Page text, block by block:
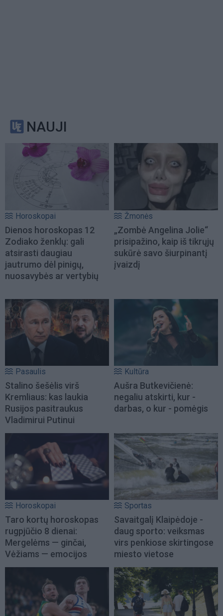
NAUJI
Horoskopai
Dienos horoskopas 12
Zodiako ženklų: gali
atsirasti daugiau
jautrumo dėl pinigų,
nuosavybės ar vertybių
Žmonės
„Zombė Angelina Jolie“
prisipažino, kaip iš tikrųjų
sukūrė savo šiurpinantį
įvaizdį
Pasaulis
Stalino šešėlis virš
Kremliaus: kas laukia
Rusijos pasitraukus
Vladimirui Putinui
Kultūra
Aušra Butkevičienė:
negaliu atskirti, kur -
darbas, o kur - pomėgis
Horoskopai
Taro kortų horoskopas
rugpjūčio 8 dienai:
Mergelėms — ginčai,
Vėžiams — emocijos
Sportas
Savaitgalį Klaipėdoje -
daug sporto: veiksmas
virs penkiose skirtingose
miesto vietose